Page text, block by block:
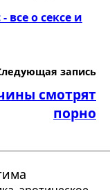
все о сексе и
запись
смотрят
порно